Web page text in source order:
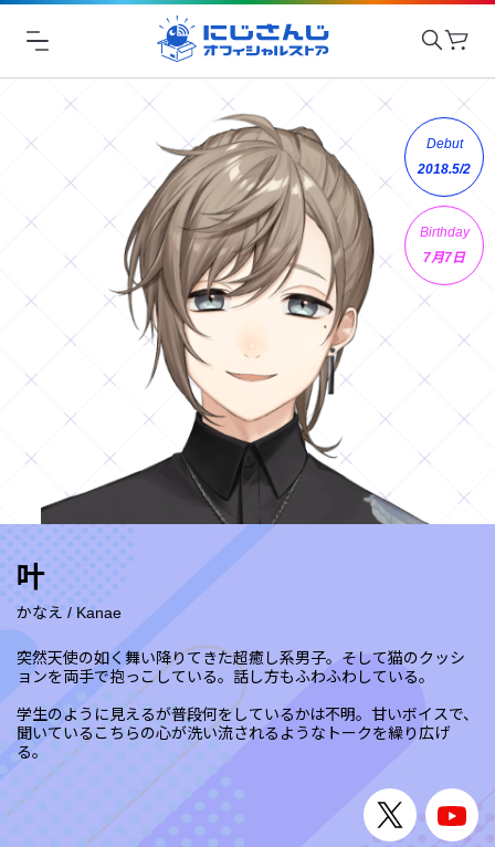
叶
かなえ / Kanae
突然天使の如く舞い降りてきた超癒し系男子。そして猫のクッシ
ョンを両手で抱っこしている。話し方もふわふわしている。
学生のように見えるが普段何をしているかは不明。甘いボイスで、
聞いているこちらの心が洗い流されるようなトークを繰り広げ
る。
Debut
2018.5/2
Birthday
7月7日